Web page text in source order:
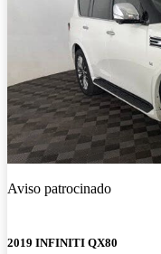
Aviso patrocinado
2019 INFINITI QX80